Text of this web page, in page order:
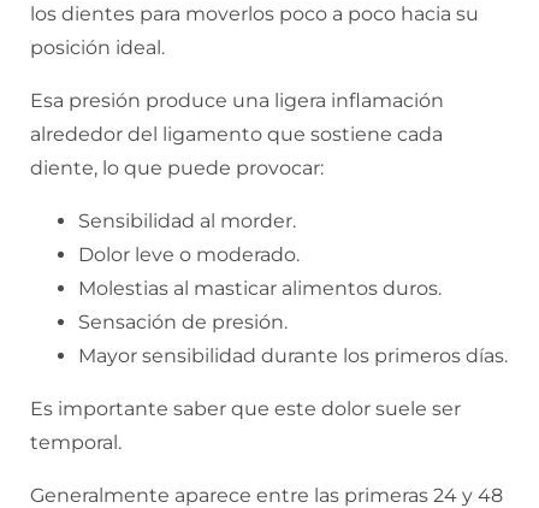
los dientes para moverlos poco a poco hacia su
posición ideal.
Esa presión produce una ligera inflamación
alrededor del ligamento que sostiene cada
diente, lo que puede provocar:
Sensibilidad al morder.
Dolor leve o moderado.
Molestias al masticar alimentos duros.
Sensación de presión.
Mayor sensibilidad durante los primeros días.
Es importante saber que este dolor suele ser
temporal.
Generalmente aparece entre las primeras 24 y 48